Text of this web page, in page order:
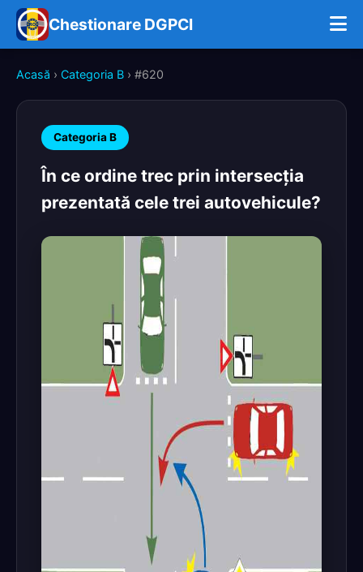
Chestionare DGPCI
Acasă › Categoria B › #620
Categoria B
În ce ordine trec prin intersecţia
prezentată cele trei autovehicule?